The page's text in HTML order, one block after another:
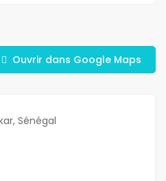
Ouvrir dans Google Maps
Sénégal